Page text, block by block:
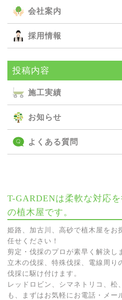
会社案内
採用情報
投稿内容
施⼯実績
お知らせ
よくある質問
T-GARDENは柔軟な対応
の植木屋です。
姫路、加古川、高砂で植木屋をお
任せください！
剪定・伐採のプロが素早く解決し
立木の伐採、特殊伐採、電線周り
伐採に駆け付けます。
レッドロビン、シマネトリコ、松
も、まずはお気軽にお電話・メー